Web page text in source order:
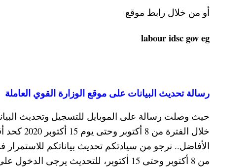
أو من خلال رابط موقع
labour idsc gov eg
رسالة تحديث البيانات على موقع الوزارة القوي العاملة
خلال
الأفاضل.. نرجو من سيادتكم تحديث بياناتكم
من 8 أكتوبر وحتى 15 أكتوبر، للتحديث